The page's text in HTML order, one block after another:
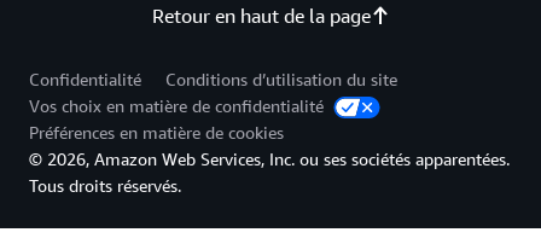
Retour en haut de la page
Confidentialité
Conditions d’utilisation du site
Vos choix en matière de confidentialité
Préférences en matière de cookies
© 2026, Amazon Web Services, Inc. ou ses sociétés apparentées.
Tous droits réservés.